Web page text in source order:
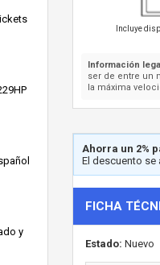
y
Incluye
Información
ser de entre un
la máxima
Ahorra un 2%
El descuento
FICHA
Estado: Nuevo